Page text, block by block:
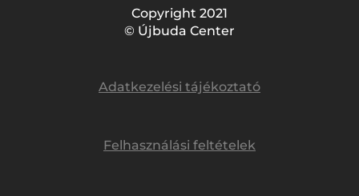
Copyright 2021
© Újbuda Center
Adatkezelési tájékoztató
Felhasználási feltételek